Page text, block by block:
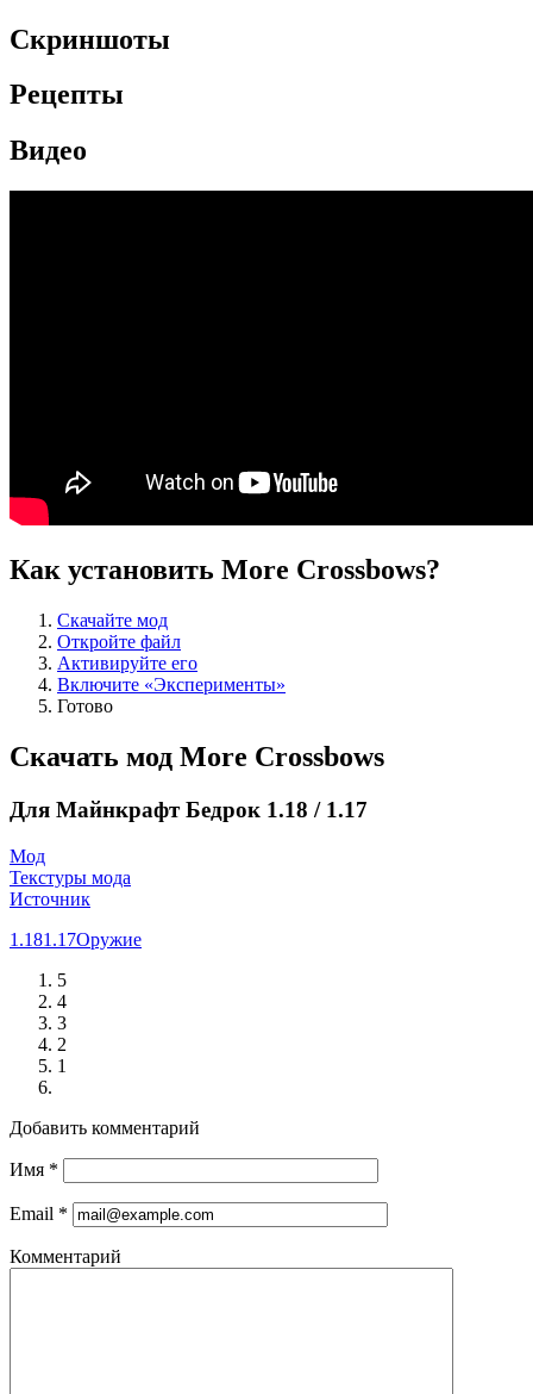
Скриншоты
Рецепты
Видео
Как установить More Crossbows?
Скачайте мод
Откройте файл
Активируйте его
Включите «Эксперименты»
Готово
Скачать мод More Crossbows
Для Майнкрафт Бедрок 1.18 / 1.17
Мод
Текстуры мода
Источник
1.181.17Оружие
5
4
3
2
1
Добавить комментарий
Имя *
Email *
Комментарий